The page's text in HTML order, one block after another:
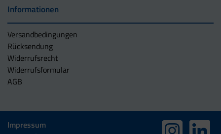
Informationen
Versandbedingungen
Rücksendung
Widerrufsrecht
Widerrufsformular
AGB
Impressum